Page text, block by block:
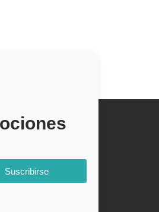
Suscribirse